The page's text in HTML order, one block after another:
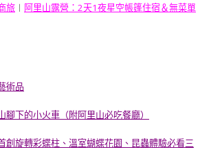
旅 ︱ 阿里山露營：2天1夜星空帳篷住宿＆無菜單
術品
下的小火車（附阿里山必吃餐廳）
創旋轉彩蝶柱、溫室蝴蝶花園、昆蟲體驗必看三